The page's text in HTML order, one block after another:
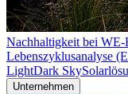
Nachhaltigkeit bei WE-
Lebenszyklusanalyse
LightDark Sky
Unternehmen